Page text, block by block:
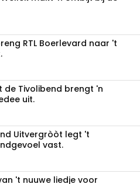
RTL Boerlevard naar 't
de Tivolibend brengt 'n
uit.
Uitvergròòt legt 't
vast.
't nuuwe liedje voor